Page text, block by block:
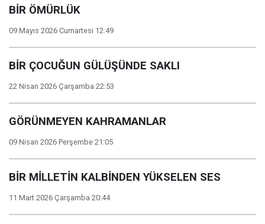
BİR ÖMÜRLÜK
09 Mayıs 2026 Cumartesi 12:49
BİR ÇOCUĞUN GÜLÜŞÜNDE SAKLI
22 Nisan 2026 Çarşamba 22:53
GÖRÜNMEYEN KAHRAMANLAR
09 Nisan 2026 Perşembe 21:05
BİR MİLLETİN KALBİNDEN YÜKSELEN SES
11 Mart 2026 Çarşamba 20:44